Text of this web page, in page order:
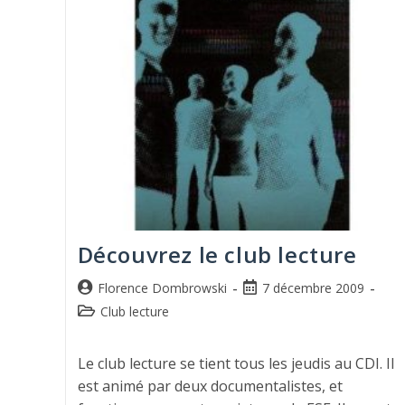
Découvrez le club lecture
Florence Dombrowski
7 décembre 2009
Club lecture
Le club lecture se tient tous les jeudis au CDI. Il
est animé par deux documentalistes, et